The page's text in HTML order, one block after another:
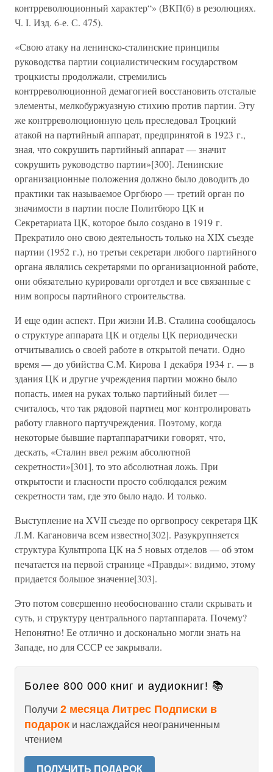
контрреволюционный характер“» (ВКП(б) в резолюциях.
Ч. I. Изд. 6-е. С. 475).
«Свою атаку на ленинско-сталинские принципы
руководства партии социалистическим государством
троцкисты продолжали, стремились
контрреволюционной демагогией восстановить отсталые
элементы, мелкобуржуазную стихию против партии. Эту
же контрреволюционную цель преследовал Троцкий
атакой на партийный аппарат, предпринятой в 1923 г.,
зная, что сокрушить партийный аппарат — значит
сокрушить руководство партии»[300]. Ленинские
организационные положения должно было доводить до
практики так называемое Оргбюро — третий орган по
значимости в партии после Политбюро ЦК и
Секретариата ЦК, которое было создано в 1919 г.
Прекратило оно свою деятельность только на XIX съезде
партии (1952 г.), но третьи секретари любого партийного
органа являлись секретарями по организационной работе,
они обязательно курировали орготдел и все связанные с
ним вопросы партийного строительства.
И еще один аспект. При жизни И.В. Сталина сообщалось
о структуре аппарата ЦК и отделы ЦК периодически
отчитывались о своей работе в открытой печати. Одно
время — до убийства С.М. Кирова 1 декабря 1934 г. — в
здания ЦК и другие учреждения партии можно было
попасть, имея на руках только партийный билет —
считалось, что так рядовой партиец мог контролировать
работу главного партучреждения. Поэтому, когда
некоторые бывшие партаппаратчики говорят, что,
дескать, «Сталин ввел режим абсолютной
секретности»[301], то это абсолютная ложь. При
открытости и гласности просто соблюдался режим
секретности там, где это было надо. И только.
Выступление на XVII съезде по оргвопросу секретаря ЦК
Л.M. Кагановича всем известно[302]. Разукрупняется
структура Культпропа ЦК на 5 новых отделов — об этом
печатается на первой странице «Правды»: видимо, этому
придается большое значение[303].
Это потом совершенно необоснованно стали скрывать и
суть, и структуру центрального партаппарата. Почему?
Непонятно! Ее отлично и досконально могли знать на
Западе, но для СССР ее закрывали.
Более 800 000 книг и аудиокниг! 📚
Получи 2 месяца Литрес Подписки в
подарок и наслаждайся неограниченным
чтением
ПОЛУЧИТЬ ПОДАРОК